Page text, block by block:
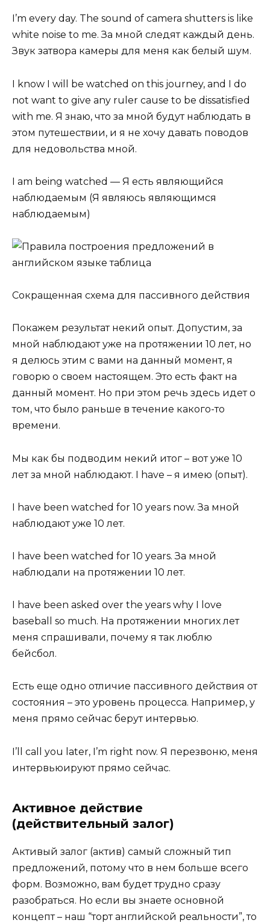
I’m every day. The sound of camera shutters is like
white noise to me. За мной следят каждый день.
Звук затвора камеры для меня как белый шум.
I know I will be watched on this journey, and I do
not want to give any ruler cause to be dissatisfied
with me. Я знаю, что за мной будут наблюдать в
этом путешествии, и я не хочу давать поводов
для недовольства мной.
I am being watched — Я есть являющийся
наблюдаемым (Я являюсь являющимся
наблюдаемым)
Сокращенная схема для пассивного действия
Покажем результат некий опыт. Допустим, за
мной наблюдают уже на протяжении 10 лет, но
я делюсь этим с вами на данный момент, я
говорю о своем настоящем. Это есть факт на
данный момент. Но при этом речь здесь идет о
том, что было раньше в течение какого-то
времени.
Мы как бы подводим некий итог – вот уже 10
лет за мной наблюдают. I have – я имею (опыт).
I have been watched for 10 years now. За мной
наблюдают уже 10 лет.
I have been watched for 10 years. За мной
наблюдали на протяжении 10 лет.
I have been asked over the years why I love
baseball so much. На протяжении многих лет
меня спрашивали, почему я так люблю
бейсбол.
Есть еще одно отличие пассивного действия от
состояния – это уровень процесса. Например, у
меня прямо сейчас берут интервью.
I’ll call you later, I’m right now. Я перезвоню, меня
интервьюируют прямо сейчас.
Активное действие
(действительный залог)
Активый залог (актив) самый сложный тип
предложений, потому что в нем больше всего
форм. Возможно, вам будет трудно сразу
разобраться. Но если вы знаете основной
концепт – наш “торт английской реальности”, то